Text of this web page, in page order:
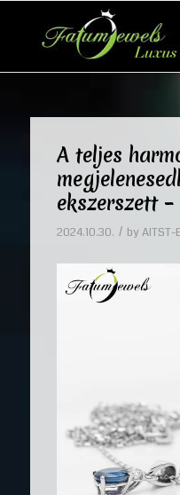
A teljes
ekszerszett
2024.10.30. / by AITST-